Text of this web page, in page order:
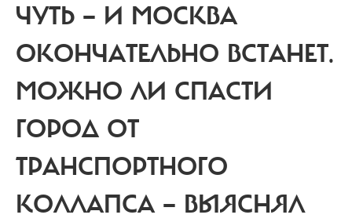
ЧУТЬ — И МОСКВА
ОКОНЧАТЕЛЬНО ВСТАНЕТ.
МОЖНО ЛИ СПАСТИ
ГОРОД ОТ
ТРАНСПОРТНОГО
КОЛЛАПСА — ВЫЯСНЯЛ